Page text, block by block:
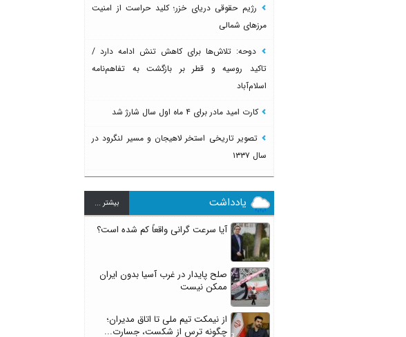
رژیم حقوقی دریای خزر؛ کلید حراست از امنیت
مرزهای شمالی
دوحه: تلاش‌ها برای کاهش تنش ادامه دارد /
تاکید روسیه و قطر بر بازگشت به تفاهم‌نامه
اسلام‌آباد
کارت امید مادر برای ۴ ماه اول سال شارژ شد
تصویر تاریخی استخر لاهیجان و مسیر لنگرود در
سال ۱۳۳۷
یادداشت بيشتر ...
آیا سرعت گرانی واقعاً کم شده است؟
صلح پایدار در غرب آسیا بدون ایران
ممکن نیست
از نیمکت تیم ملی تا اتاق مدیران؛
چگونه ترس از شکست، جسارت...